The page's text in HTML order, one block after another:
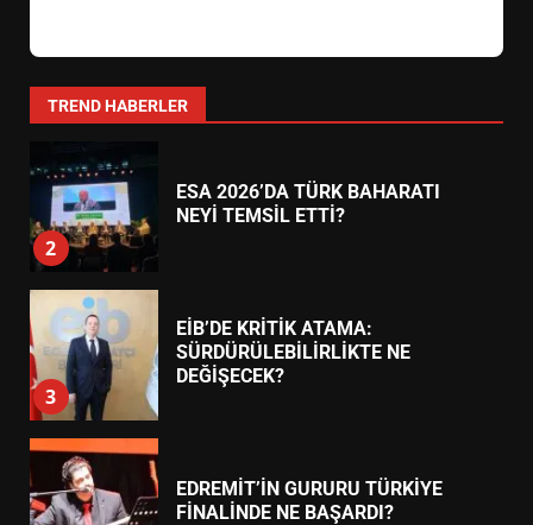
TREND HABERLER
1
HAREKETE GEÇİYOR: GÖZLER
2
ESA 2026’DA TÜRK BAHARATI
NEYİ TEMSİL ETTİ?
3
EİB’DE KRİTİK ATAMA:
SÜRDÜRÜLEBİLİRLİKTE NE
DEĞİŞECEK?
EDREMİT’İN GURURU TÜRKİYE
FİNALİNDE NE BAŞARDI?